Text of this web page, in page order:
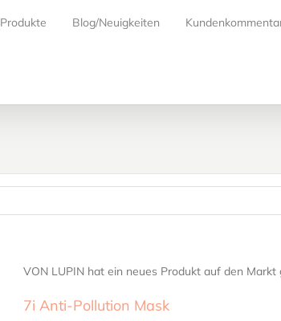
Produkte Blog/Neuigkeiten
VON LUPIN hat ein neues Produkt auf den
7i Anti-Pollution Mask